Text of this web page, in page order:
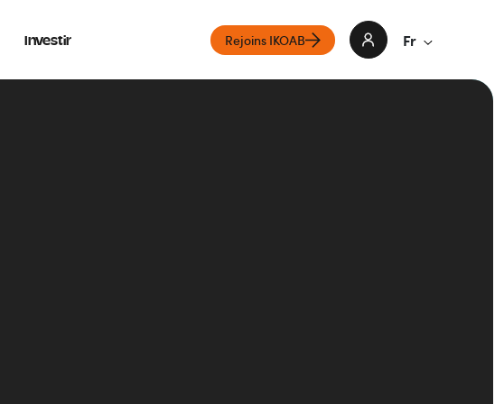
Investir Rejoins IKOAB Fr